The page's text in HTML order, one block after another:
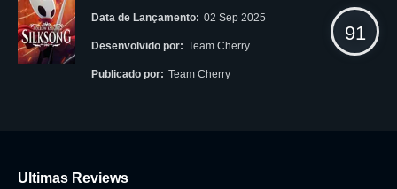
Data de Lançamento: 02 Sep 2025
Desenvolvido por: Team Cherry
Publicado por: Team Cherry
91
Ultimas Reviews